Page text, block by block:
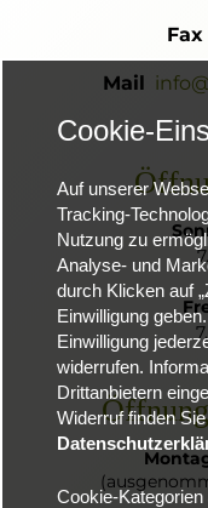
Fax
Mail
Cookie-
Auf unserer
Tracking-
Nutzung zu
Analyse- und
durch Klicken auf
Einwilligung
Einwilligung
widerrufen.
Drittanbietern
Widerruf finden
Cookie-Kategorien